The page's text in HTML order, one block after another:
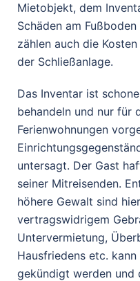
Mietobjekt, dem
Schäden am
zählen auch die
der Schließanlage.
Das Inventar ist
behandeln und nur für
Ferienwohnungen
untersagt. Der Gast
seiner Mitreisenden.
höhere Gewalt sind
vertragswidrigem
Untervermietung,
Hausfriedens etc.
gekündigt werden und